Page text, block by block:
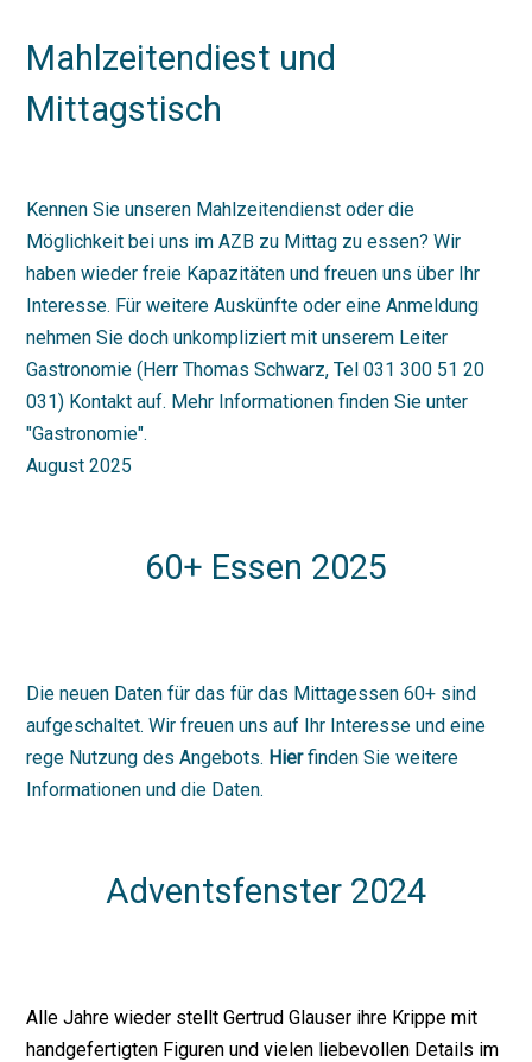
Mahlzeitendiest und
Mittagstisch
Kennen Sie unseren Mahlzeitendienst oder die
Möglichkeit bei uns im AZB zu Mittag zu essen? Wir
haben wieder freie Kapazitäten und freuen uns über Ihr
Interesse. Für weitere Auskünfte oder eine Anmeldung
nehmen Sie doch unkompliziert mit unserem Leiter
Gastronomie (Herr Thomas Schwarz, Tel 031 300 51 20
031) Kontakt auf. Mehr Informationen finden Sie unter
"Gastronomie".
August 2025
60+ Essen 2025
Die neuen Daten für das für das Mittagessen 60+ sind
aufgeschaltet. Wir freuen uns auf Ihr Interesse und eine
rege Nutzung des Angebots. Hierfinden Sie weitere
Informationen und die Daten.
Adventsfenster 2024
Alle Jahre wieder stellt Gertrud Glauser ihre Krippe mit
handgefertigten Figuren und vielen liebevollen Details im